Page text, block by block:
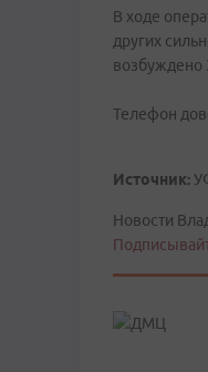
В ходе
других
возбуждено
Телефон
Источник:
Новости